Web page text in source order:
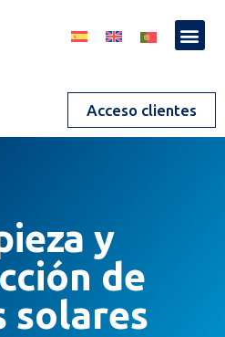
Acceso clientes
y
de
solares